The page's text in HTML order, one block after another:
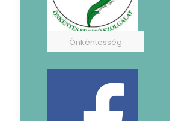
Önkéntesség